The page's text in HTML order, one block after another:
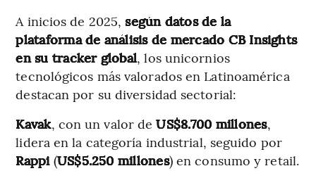
A inicios de 2025,según datos de la
plataforma de análisis de mercado CB Insights
en su tracker global, los unicornios
tecnológicos más valorados en Latinoamérica
destacan por su diversidad sectorial:
Kavak, con un valor deUS$8.700 millones,
lidera en la categoría industrial, seguido por
Rappi(US$5.250 millones) en consumo y retail.